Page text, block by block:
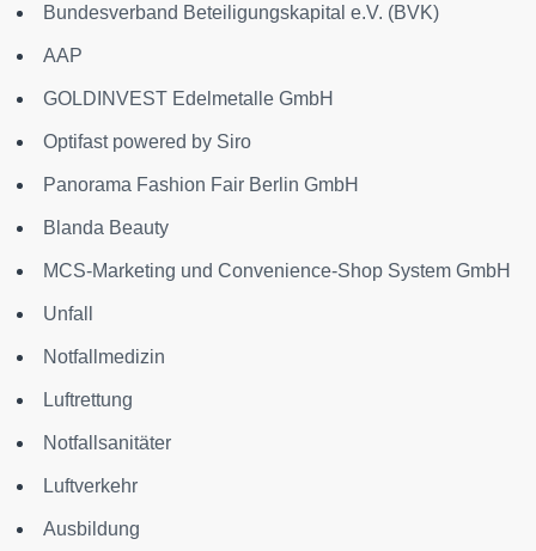
Bundesverband Beteiligungskapital e.V. (BVK)
AAP
GOLDINVEST Edelmetalle GmbH
Optifast powered by Siro
Panorama Fashion Fair Berlin GmbH
Blanda Beauty
MCS-Marketing und Convenience-Shop System GmbH
Unfall
Notfallmedizin
Luftrettung
Notfallsanitäter
Luftverkehr
Ausbildung